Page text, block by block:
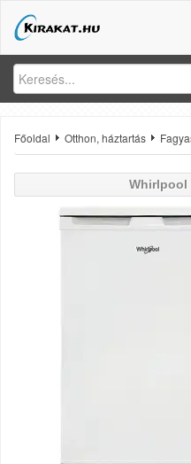
Főoldal Otthon, háztartás
Whirlpool